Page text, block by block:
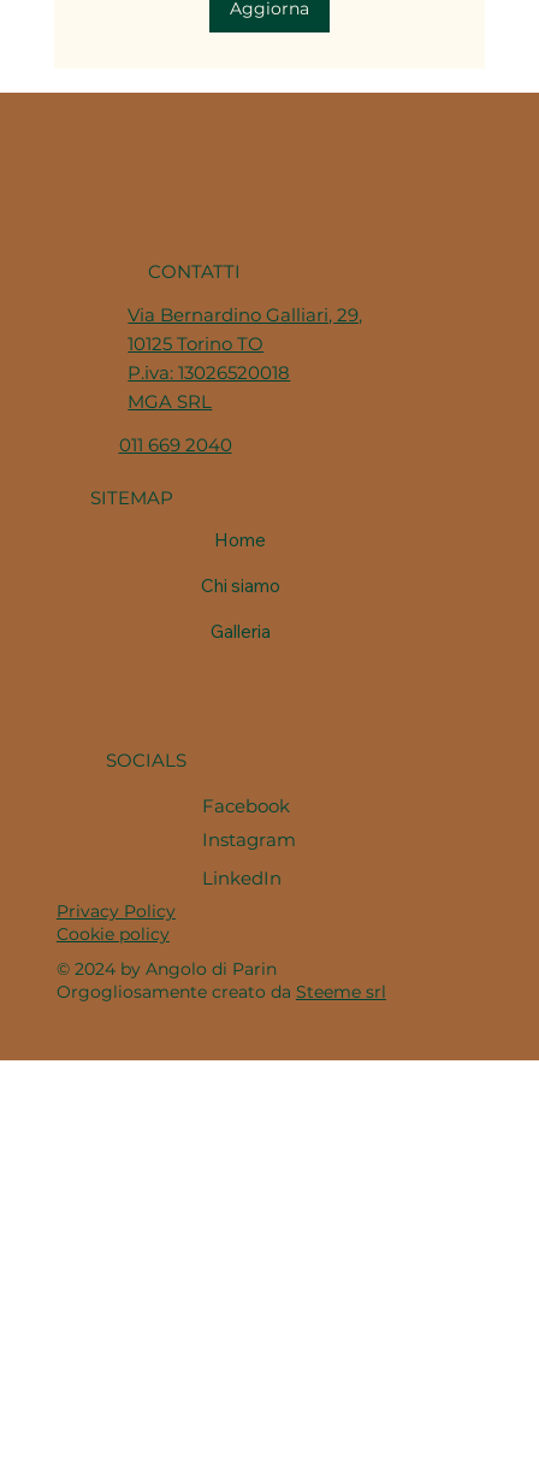
base di decine di ricette della
Aggiorna
CONTATTI
Via Bernardino Galliari, 29,
10125 Torino TO
P.iva: 13026520018
MGA SRL
011 669 2040
SITEMAP
Home
Chi siamo
Galleria
SOCIALS
Facebook
Instagram
LinkedIn
Privacy Policy
Cookie policy
© 2024 by Angolo di Parin
Orgogliosamente creato da Steeme srl